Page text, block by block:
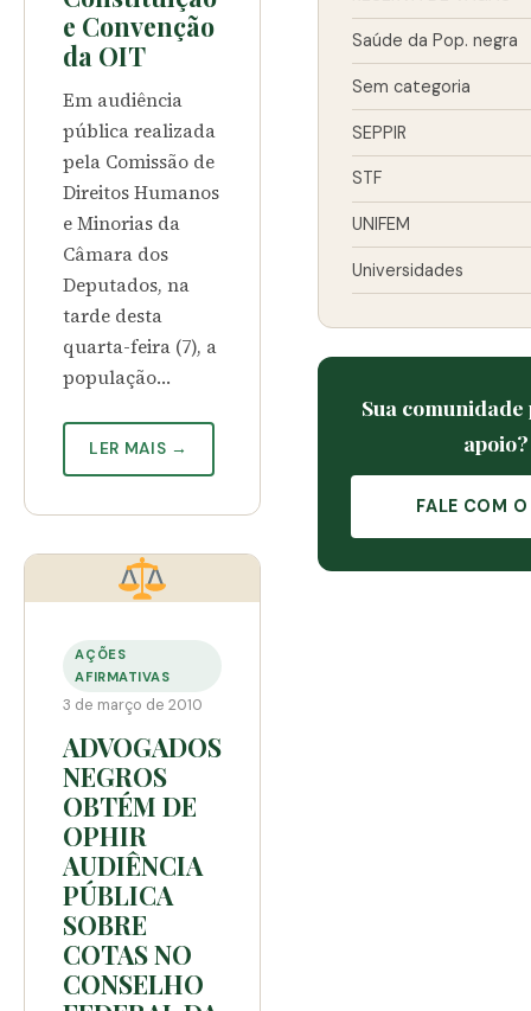
e Convenção
da OIT
Em audiência
pública realizada
pela Comissão de
Direitos Humanos
e Minorias da
Câmara dos
Deputados, na
tarde desta
quarta-feira (7), a
população…
LER MAIS →
AÇÕES
AFIRMATIVAS
3 de março de 2010
ADVOGADOS
NEGROS
OBTÉM DE
OPHIR
AUDIÊNCIA
PÚBLICA
SOBRE
COTAS NO
CONSELHO
Saúde da Pop. negra
Sem categoria
SEPPIR
STF
UNIFEM
Universidades
Sua
apoio?
FALE COM